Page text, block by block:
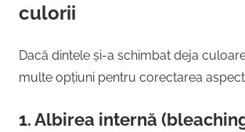
culorii
Dacă dintele și-a schimbat deja
multe opțiuni pentru corectarea
1.Albirea internă